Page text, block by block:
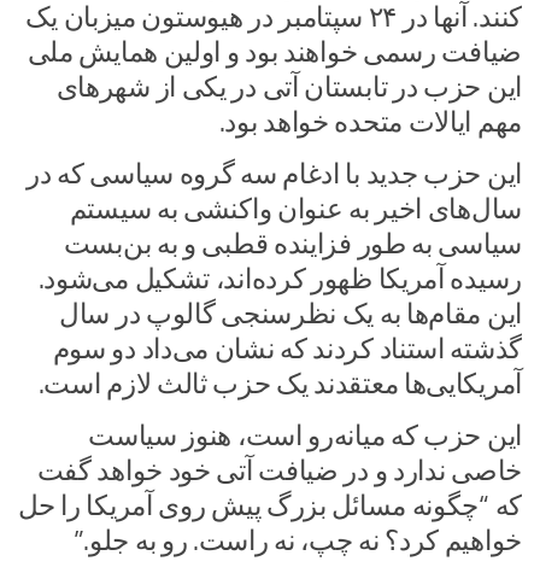
کنند. آنها در ۲۴ سپتامبر در هیوستون میزبان یک
ضیافت رسمی خواهند بود و اولین همایش ملی
این حزب در تابستان آتی در یکی از شهرهای
مهم ایالات متحده خواهد بود.
این حزب جدید با ادغام سه گروه سیاسی که در
سال‌های اخیر به عنوان واکنشی به سیستم
سیاسی به طور فزاینده قطبی و به بن‌بست
رسیده آمریکا ظهور کرده‌اند، تشکیل می‌شود.
این مقام‌ها به یک نظرسنجی گالوپ در سال
گذشته استناد کردند که نشان می‌داد دو سوم
آمریکایی‌ها معتقدند یک حزب ثالث لازم است.
این حزب که میانه‌رو است، هنوز سیاست
خاصی ندارد و در ضیافت آتی خود خواهد گفت
که “چگونه مسائل بزرگ پیش روی آمریکا را حل
خواهیم کرد؟ نه چپ، نه راست. رو به جلو.”